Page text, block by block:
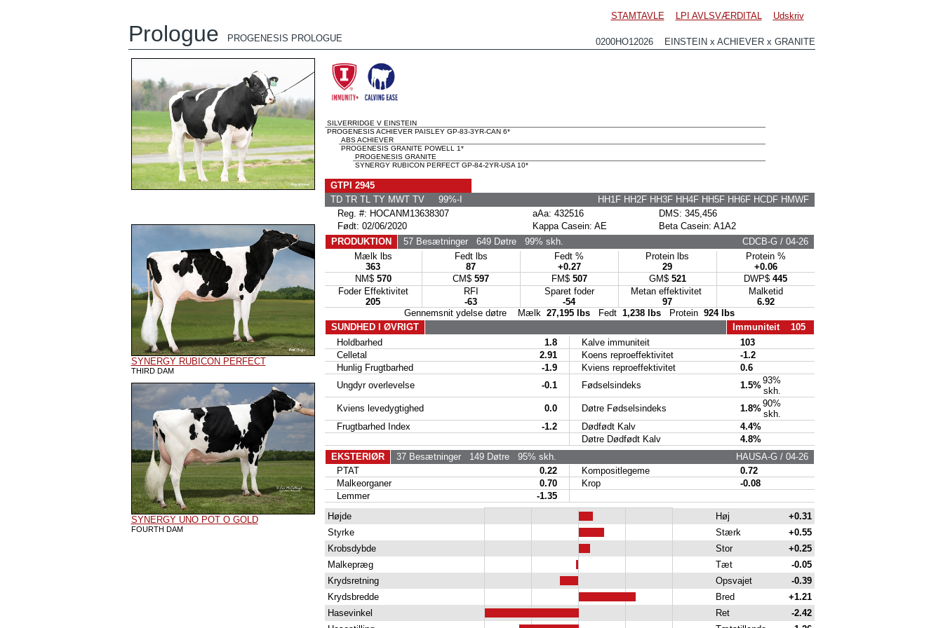
STAMTAVLE LPI AVLSVÆRDITAL Udskriv
Prologue PROGENESIS PROLOGUE 0200HO12026 EINSTEIN x ACHIEVER x GRANITE
SYNERGY RUBICON PERFECT
THIRD DAM
SYNERGY UNO POT O GOLD
FOURTH DAM
SILVERRIDGE V EINSTEIN
PROGENESIS ACHIEVER PAISLEY GP-83-3YR-CAN 6*
ABS ACHIEVER
PROGENESIS GRANITE POWELL 1*
PROGENESIS GRANITE
SYNERGY RUBICON PERFECT GP-84-2YR-USA 10*
GTPI 2945
TD TR TL TY MWT TV 99%-I
HH1F HH2F HH3F HH4F HH5F HH6F HCDF HMWF
Reg. #: HOCANM13638307
aAa: 432516
DMS: 345,456
Født: 02/06/2020
Kappa Casein: AE
Beta Casein: A1A2
PRODUKTION
57 Besætninger649 Døtre99% skh.
CDCB-G / 04-26
Mælk lbs
363
Fedt lbs
87
Fedt %
+0.27
Protein lbs
29
Protein %
+0.06
NM$ 570 CM$ 597 FM$ 507 GM$ 521 DWP$ 445
Foder Effektivitet
205
RFI
-63
Sparet foder
-54
Metan effektivitet
97
Malketid
6.92
Gennemsnit ydelse døtre Mælk 27,195 lbs Fedt 1,238 lbs Protein 924 lbs
SUNDHED I ØVRIGT
Immuniteit 105
Holdbarhed
1.8 Kalve immuniteit
103
Celletal
2.91 Koens reproeffektivitet
-1.2
Hunlig Frugtbarhed
-1.9 Kviens reproeffektivitet
0.6
Ungdyr overlevelse
-0.1 Fødselsindeks 1.5%93%
skh.
Kviens levedygtighed
0.0 Døtre Fødselsindeks 1.8%90%
skh.
Frugtbarhed Index
-1.2 Dødfødt Kalv
4.4%
Døtre Dødfødt Kalv
4.8%
EKSTERIØR
37 Besætninger149 Døtre95% skh.
HAUSA-G / 04-26
PTAT
0.22 Kompositlegeme
0.72
Malkeorganer
0.70 Krop
-0.08
Lemmer
-1.35
Højde
Høj
+0.31
Styrke
Stærk
+0.55
Krobsdybde
Stor
+0.25
Malkepræg
Tæt
-0.05
Krydsretning
Opsvajet
-0.39
Krydsbredde
Bred
+1.21
Hasevinkel
Ret
-2.42